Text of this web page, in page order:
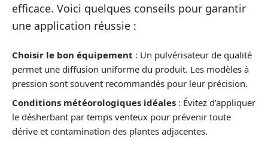
efficace. Voici quelques conseils pour garantir
une application réussie :
Choisir le bon équipement : Un pulvérisateur de qualité
permet une diffusion uniforme du produit. Les modèles à
pression sont souvent recommandés pour leur précision.
Conditions météorologiques idéales : Évitez d’appliquer
le désherbant par temps venteux pour prévenir toute
dérive et contamination des plantes adjacentes.